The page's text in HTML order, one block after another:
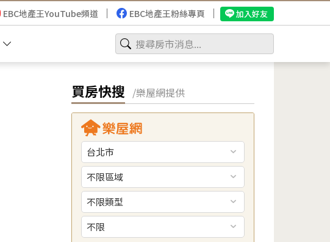
EBC地產王YouTube頻道 EBC地產王粉絲專頁 加入好友
買房快搜 /樂屋網提供